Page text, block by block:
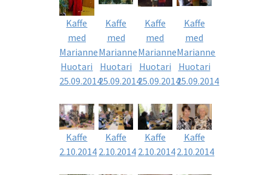
Kaffe
med
Marianne
Huotari
25.09.2014
Kaffe
med
Marianne
Huotari
25.09.2014
Kaffe
med
Marianne
Huotari
25.09.2014
Kaffe
med
Marianne
Huotari
25.09.2014
Kaffe
2.10.2014
Kaffe
2.10.2014
Kaffe
2.10.2014
Kaffe
2.10.2014